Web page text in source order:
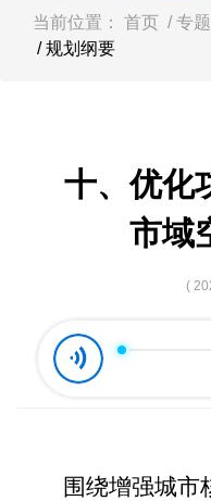
当前位置： 首页 / 专
/ 规划纲要
十、优化
市域
(
围绕增强城市